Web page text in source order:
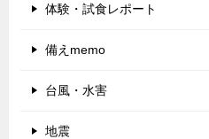
体験・試食レポート
備えmemo
台風・水害
地震